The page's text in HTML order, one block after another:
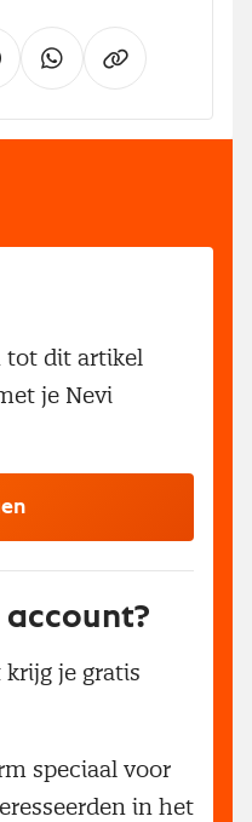
tot dit artikel
je Nevi
account?
je gratis
speciaal voor
in het